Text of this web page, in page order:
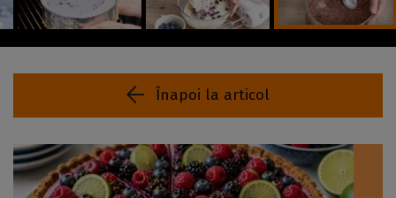
Înapoi la articol